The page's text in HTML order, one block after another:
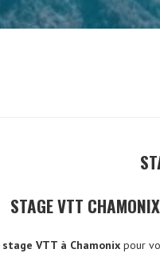
STAGE VTT
stage VTT à Chamonix pour